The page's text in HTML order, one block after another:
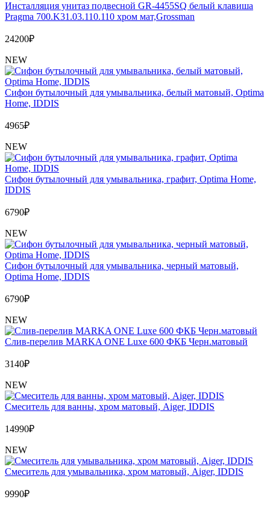
Инсталляция унитаз подвесной GR-4455SQ белый клавиша
Pragma 700.K31.03.110.110 хром мат,Grossman
24200₽
NEW
Сифон бутылочный для умывальника, белый матовый, Optima
Home, IDDIS
4965₽
NEW
Сифон бутылочный для умывальника, графит, Optima Home,
IDDIS
6790₽
NEW
Сифон бутылочный для умывальника, черный матовый,
Optima Home, IDDIS
6790₽
NEW
Слив-перелив MARKA ONE Luxe 600 ФКБ Черн.матовый
3140₽
NEW
Cмеситель для ванны, хром матовый, Aiger, IDDIS
14990₽
NEW
Cмеситель для умывальника, хром матовый, Aiger, IDDIS
9990₽